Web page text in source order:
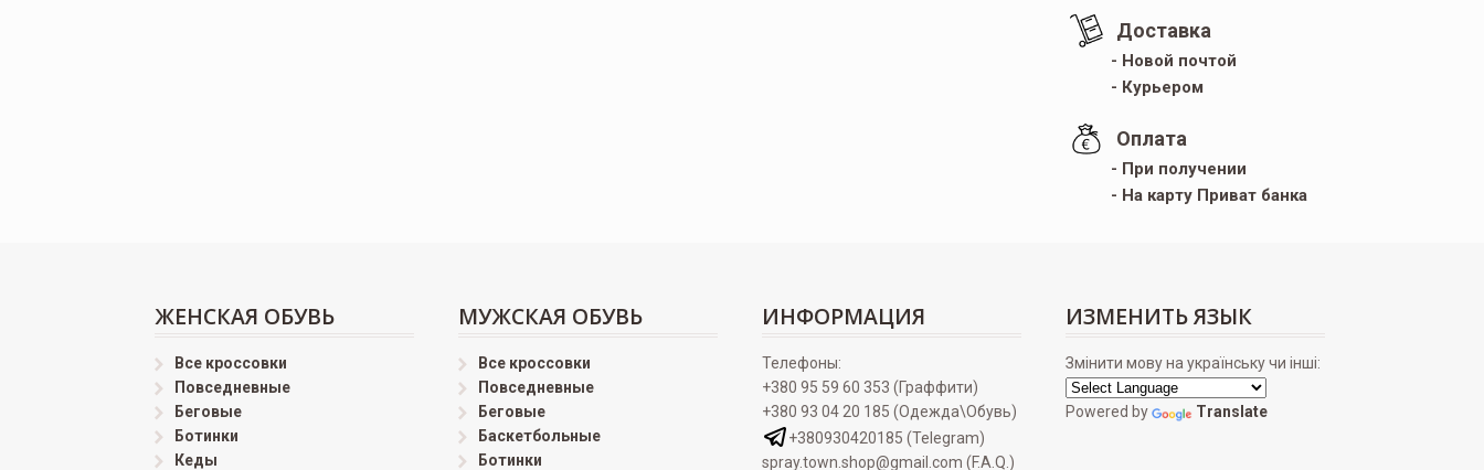
Доставка
- Новой почтой
- Курьером
Оплата
- При получении
- На карту Приват банка
ЖЕНСКАЯ ОБУВЬ
Все кроссовки
Повседневные
Беговые
Ботинки
Кеды
МУЖСКАЯ ОБУВЬ
Все кроссовки
Повседневные
Беговые
Баскетбольные
Ботинки
ИНФОРМАЦИЯ
Телефоны:
+380 95 59 60 353 (Граффити)
+380 93 04 20 185 (Одежда\Обувь)
+380930420185 (Telegram)
spray.town.shop@gmail.com (F.A.Q.)
ИЗМЕНИТЬ ЯЗЫК
Змінити мову на українську чи інші:
Powered by Translate